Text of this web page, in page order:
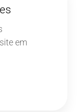
em